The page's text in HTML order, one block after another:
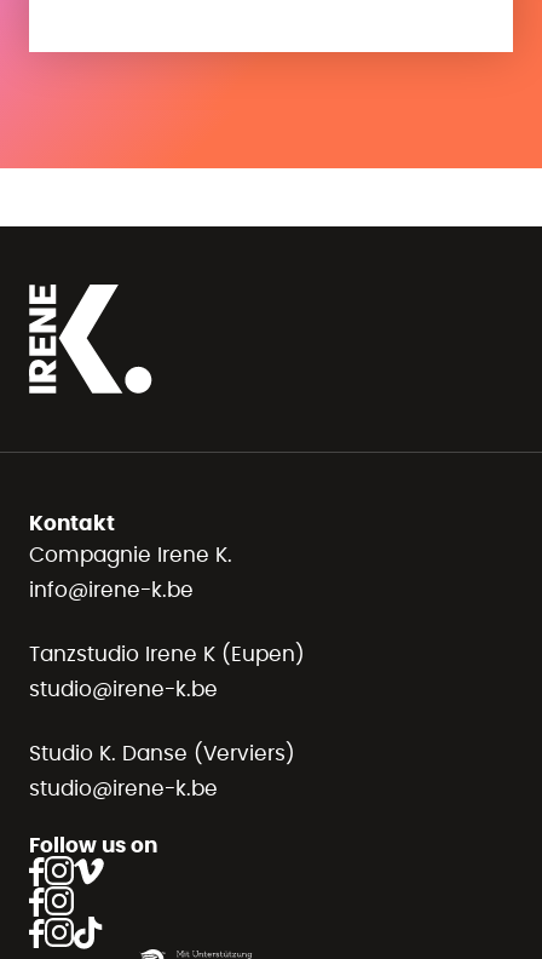
Kontakt
Compagnie Irene K.
info@irene-k.be
Tanzstudio Irene K (Eupen)
studio@irene-k.be
Studio K. Danse (Verviers)
studio@irene-k.be
Follow us on